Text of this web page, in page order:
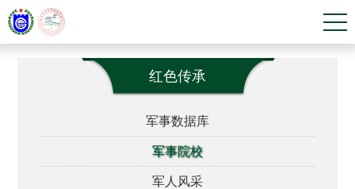
红色传承
军事数据库
军事院校
军人风采